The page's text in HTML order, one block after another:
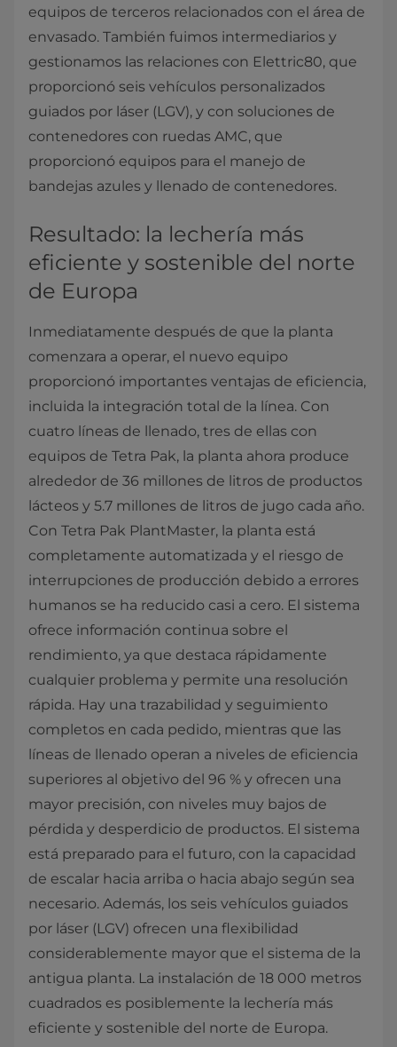
equipos de terceros relacionados con el área de
envasado. También fuimos intermediarios y
gestionamos las relaciones con Elettric80, que
proporcionó seis vehículos personalizados
guiados por láser (LGV), y con soluciones de
contenedores con ruedas AMC, que
proporcionó equipos para el manejo de
bandejas azules y llenado de contenedores.
Resultado: la lechería más
eficiente y sostenible del norte
de Europa
Inmediatamente después de que la planta
comenzara a operar, el nuevo equipo
proporcionó importantes ventajas de eficiencia,
incluida la integración total de la línea. Con
cuatro líneas de llenado, tres de ellas con
equipos de Tetra Pak, la planta ahora produce
alrededor de 36 millones de litros de productos
lácteos y 5.7 millones de litros de jugo cada año.
Con Tetra Pak PlantMaster, la planta está
completamente automatizada y el riesgo de
interrupciones de producción debido a errores
humanos se ha reducido casi a cero. El sistema
ofrece información continua sobre el
rendimiento, ya que destaca rápidamente
cualquier problema y permite una resolución
rápida. Hay una trazabilidad y seguimiento
completos en cada pedido, mientras que las
líneas de llenado operan a niveles de eficiencia
superiores al objetivo del 96 % y ofrecen una
mayor precisión, con niveles muy bajos de
pérdida y desperdicio de productos. El sistema
está preparado para el futuro, con la capacidad
de escalar hacia arriba o hacia abajo según sea
necesario. Además, los seis vehículos guiados
por láser (LGV) ofrecen una flexibilidad
considerablemente mayor que el sistema de la
antigua planta. La instalación de 18 000 metros
cuadrados es posiblemente la lechería más
eficiente y sostenible del norte de Europa.